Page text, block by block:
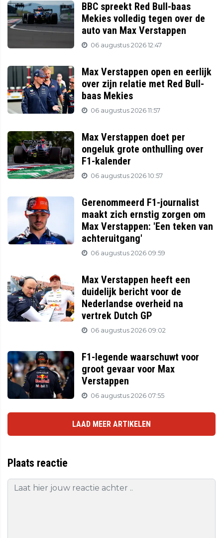
BBC spreekt Red Bull-baas
Mekies volledig tegen over de
auto van Max Verstappen
06 augustus 2026 12:47
Max Verstappen open en eerlijk
over zijn relatie met Red Bull-
baas Mekies
06 augustus 2026 11:57
Max Verstappen doet per
ongeluk grote onthulling over
F1-kalender
06 augustus 2026 10:57
Gerenommeerd F1-journalist
maakt zich ernstig zorgen om
Max Verstappen: 'Een teken van
achteruitgang'
06 augustus 2026 09:59
Max Verstappen heeft een
duidelijk bericht voor de
Nederlandse overheid na
vertrek Dutch GP
06 augustus 2026 09:02
F1-legende waarschuwt voor
groot gevaar voor Max
Verstappen
06 augustus 2026 07:55
LAAD MEER ARTIKELEN
Plaats reactie